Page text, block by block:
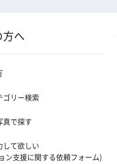
方へ
ゴリー検索
真で探す
して欲しい
ン支援に関する依頼フォーム)